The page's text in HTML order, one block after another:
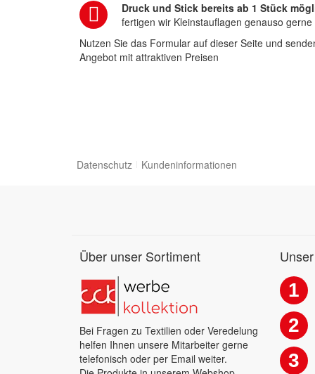
Druck und Stick bereits ab 1 Stück
fertigen wir Kleinstauflagen genauso
Nutzen Sie das Formular auf dieser Seite und
Angebot mit attraktiven Preisen
Datenschutz Kundeninformationen
Über unser Sortiment
Bei Fragen zu Textilien oder Veredelung
helfen Ihnen unsere Mitarbeiter gerne
telefonisch oder per Email weiter.
1
2
3